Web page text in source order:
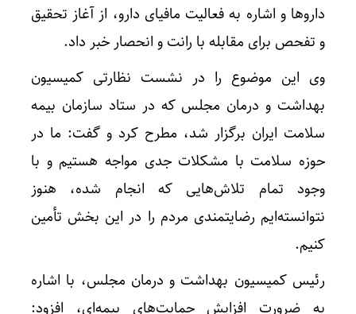
داروها و اشاره به فعالیت مافیای دارو، از آغاز تحقیق
و تفحص برای مقابله با رانت و انحصار خبر داد.
وی این موضوع را در نشست نظارتی کمیسیون
بهداشت و درمان مجلس که در ستاد سازمان بیمه
سلامت ایران برگزار شد، مطرح کرد و گفت: ما در
حوزه سلامت با مشکلات جدی مواجه هستیم و با
وجود تمام تلاش‌هایی که انجام شده، هنوز
نتوانسته‌ایم رضایتمندی مردم را در این بخش تأمین
کنیم.
رئیس کمیسیون بهداشت و درمان مجلس، با اشاره
به ضرورت افزایش حمایت‌های بیمه‌ای، افزود: